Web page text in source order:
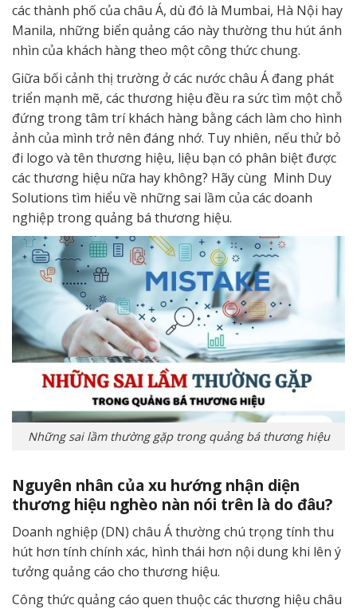
các thành phố của châu Á, dù đó là Mumbai, Hà Nội hay
Manila, những biển quảng cáo này thường thu hút ánh
nhìn của khách hàng theo một công thức chung.
Giữa bối cảnh thị trường ở các nước châu Á đang phát
triển mạnh mẽ, các thương hiệu đều ra sức tìm một chỗ
đứng trong tâm trí khách hàng bằng cách làm cho hình
ảnh của mình trở nên đáng nhớ. Tuy nhiên, nếu thử bỏ
đi logo và tên thương hiệu, liệu bạn có phân biệt được
các thương hiệu nữa hay không? Hãy cùng Minh Duy
Solutions tìm hiểu về những sai lầm của các doanh
nghiệp trong quảng bá thương hiệu.
Những sai lầm thường gặp trong quảng bá thương hiệu
Nguyên nhân của xu hướng nhận diện
thương hiệu nghèo nàn nói trên là do đâu?
Doanh nghiệp (DN) châu Á thường chú trọng tính thu
hút hơn tính chính xác, hình thái hơn nội dung khi lên ý
tưởng quảng cáo cho thương hiệu.
Công thức quảng cáo quen thuộc các thương hiệu châu